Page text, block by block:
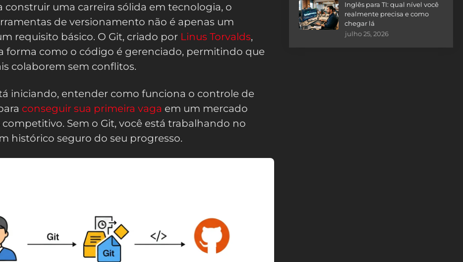
construir uma carreira sólida em tecnologia, o
de versionamento não é apenas um
requisito básico. O Git, criado por Linus Torvalds,
forma como o código é gerenciado, permitindo que
colaborem sem conflitos.
iniciando, entender como funciona o controle de
conseguir sua primeira vaga em um mercado
competitivo. Sem o Git, você está trabalhando no
histórico seguro do seu progresso.
Inglês para TI: qual nível você
realmente precisa e como
chegar lá
julho 25, 2026